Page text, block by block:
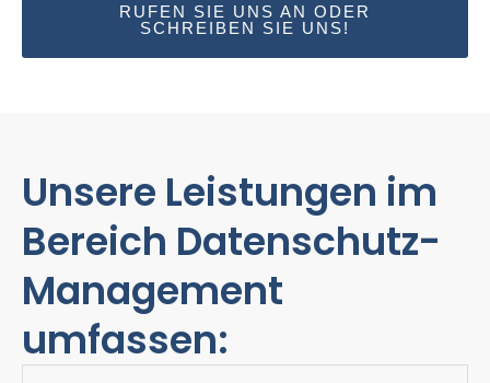
RUFEN SIE UNS AN ODER
SCHREIBEN SIE UNS!
Unsere Leistungen im
Bereich Datenschutz-
Management
umfassen: